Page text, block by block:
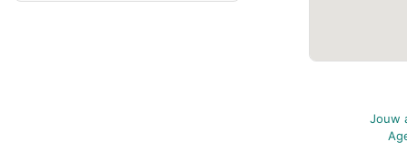
Jouw